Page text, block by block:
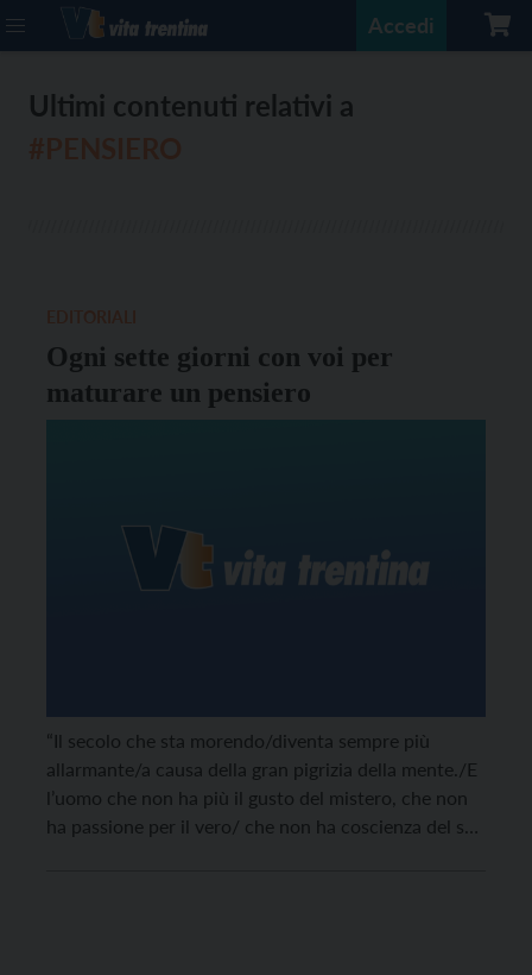
Accedi
Ultimi contenuti relativi a
Ogni sette giorni con voi per
maturare un pensiero
“Il secolo che sta morendo/diventa sempre più
allarmante/a causa della gran pigrizia della mente./E
l’uomo che non ha più il gusto del mistero, che non
ha passione per il vero/ che non ha coscienza del suo